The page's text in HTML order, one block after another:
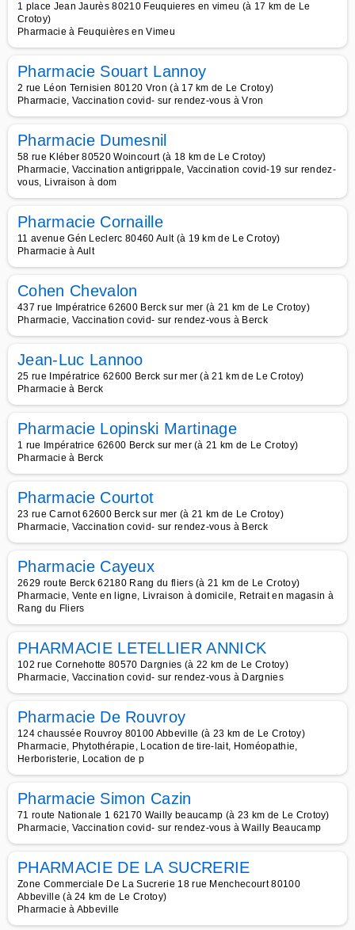
1 place Jean Jaurès 80210 Feuquieres en vimeu (à 17 km de Le
Crotoy)
Pharmacie à Feuquières en Vimeu
Pharmacie Souart Lannoy
2 rue Léon Ternisien 80120 Vron (à 17 km de Le Crotoy)
Pharmacie, Vaccination covid- sur rendez-vous à Vron
Pharmacie Dumesnil
58 rue Kléber 80520 Woincourt (à 18 km de Le Crotoy)
Pharmacie, Vaccination antigrippale, Vaccination covid-19 sur rendez-
vous, Livraison à dom
Pharmacie Cornaille
11 avenue Gén Leclerc 80460 Ault (à 19 km de Le Crotoy)
Pharmacie à Ault
Cohen Chevalon
437 rue Impératrice 62600 Berck sur mer (à 21 km de Le Crotoy)
Pharmacie, Vaccination covid- sur rendez-vous à Berck
Jean-Luc Lannoo
25 rue Impératrice 62600 Berck sur mer (à 21 km de Le Crotoy)
Pharmacie à Berck
Pharmacie Lopinski Martinage
1 rue Impératrice 62600 Berck sur mer (à 21 km de Le Crotoy)
Pharmacie à Berck
Pharmacie Courtot
23 rue Carnot 62600 Berck sur mer (à 21 km de Le Crotoy)
Pharmacie, Vaccination covid- sur rendez-vous à Berck
Pharmacie Cayeux
2629 route Berck 62180 Rang du fliers (à 21 km de Le Crotoy)
Pharmacie, Vente en ligne, Livraison à domicile, Retrait en magasin à
Rang du Fliers
PHARMACIE LETELLIER ANNICK
102 rue Cornehotte 80570 Dargnies (à 22 km de Le Crotoy)
Pharmacie, Vaccination covid- sur rendez-vous à Dargnies
Pharmacie De Rouvroy
124 chaussée Rouvroy 80100 Abbeville (à 23 km de Le Crotoy)
Pharmacie, Phytothérapie, Location de tire-lait, Homéopathie,
Herboristerie, Location de p
Pharmacie Simon Cazin
71 route Nationale 1 62170 Wailly beaucamp (à 23 km de Le Crotoy)
Pharmacie, Vaccination covid- sur rendez-vous à Wailly Beaucamp
PHARMACIE DE LA SUCRERIE
Zone Commerciale De La Sucrerie 18 rue Menchecourt 80100
Abbeville (à 24 km de Le Crotoy)
Pharmacie à Abbeville